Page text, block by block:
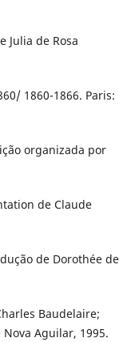
Julia de Rosa
1860-1866. Paris:
organizada por
de Claude
de Dorothée de
Charles Baudelaire;
Aguilar, 1995.